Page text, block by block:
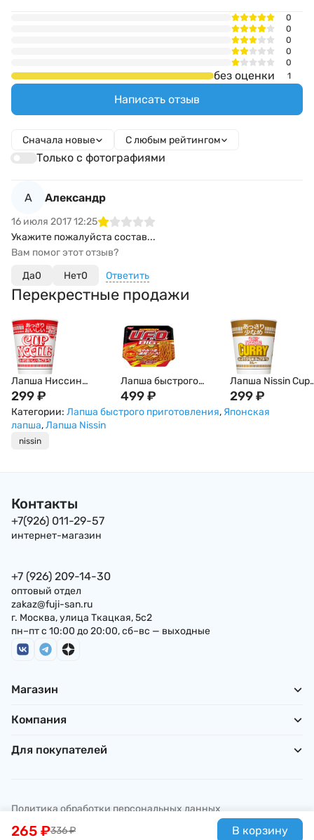
336₽
265 ₽ В корзину
0
0
0
0
0
без оценки 1
Написать отзыв
Сначала новые С любым рейтингом
Только с фотографиями
А Александр
16 июля 2017 12:25
Укажите пожалуйста состав...
Вам помог этот отзыв?
Да0 Нет0 Ответить
Перекрестные продажи
Лапша Ниссин
Nissin Cup Noodle с
Креветками, 57г,
Япония
299₽
Лапша быстрого
приготовления
Nissin: UFO Big
Якисоба, Япония,
499₽
Лапша Nissin Cup
Noodle карри, 70г,
Япония
299₽
Категории: Лапша быстрого приготовления, Японская
лапша,Лапша Nissin
nissin
Контакты
+7(926) 011-29-57
интернет-магазин
+7 (926) 209-14-30
оптовый отдел
zakaz@fuji-san.ru
г. Москва, улица Ткацкая, 5с2
пн–пт с 10:00 до 20:00, сб–вс — выходные
Магазин
Компания
Для покупателей
Политика обработки персональных данных